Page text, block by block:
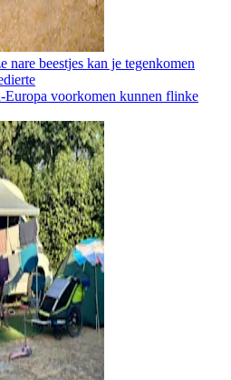
nare beestjes kan je tegenkomen
Europa voorkomen kunnen flinke